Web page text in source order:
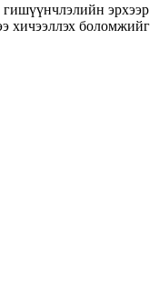
эрхээр
хичээллэх боломжийг